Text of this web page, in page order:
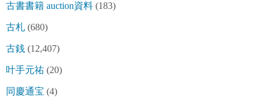
古書書籍 auction資料 (183)
古札 (680)
古銭 (12,407)
叶手元祐 (20)
同慶通宝 (4)